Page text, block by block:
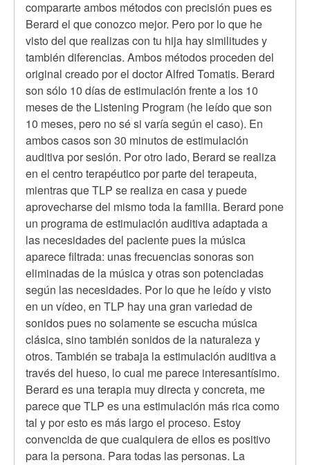
mi
Hija
de
2
anos
y
por
Anónimo
(no
verificado)
compararte ambos métodos con precisión pues es
Berard el que conozco mejor. Pero por lo que he
visto del que realizas con tu hija hay similitudes y
también diferencias. Ambos métodos proceden del
original creado por el doctor Alfred Tomatis. Berard
son sólo 10 días de estimulación frente a los 10
meses de the Listening Program (he leído que son
10 meses, pero no sé si varía según el caso). En
ambos casos son 30 minutos de estimulación
auditiva por sesión. Por otro lado, Berard se realiza
en el centro terapéutico por parte del terapeuta,
mientras que TLP se realiza en casa y puede
aprovecharse del mismo toda la familia. Berard pone
un programa de estimulación auditiva adaptada a
las necesidades del paciente pues la música
aparece filtrada: unas frecuencias sonoras son
eliminadas de la música y otras son potenciadas
según las necesidades. Por lo que he leído y visto
en un vídeo, en TLP hay una gran variedad de
sonidos pues no solamente se escucha música
clásica, sino también sonidos de la naturaleza y
otros. También se trabaja la estimulación auditiva a
través del hueso, lo cual me parece interesantísimo.
Berard es una terapia muy directa y concreta, me
parece que TLP es una estimulación más rica como
tal y por esto es más largo el proceso. Estoy
convencida de que cualquiera de ellos es positivo
para la persona. Para todas las personas. La